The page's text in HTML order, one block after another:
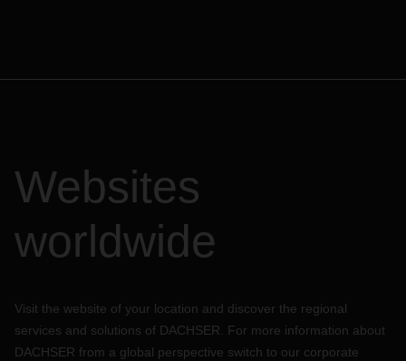
Websites
worldwide
Visit the website of your location and discover the regional
services and solutions of DACHSER. For more information about
DACHSER from a global perspective switch to our corporate